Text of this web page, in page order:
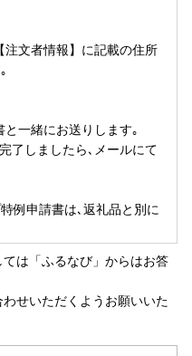
入力
上で申請状況をご確認い
。
、誠に申し訳ございませ
、申請時に申請完了メール
にて受付完了をご確認い
ざいましたら、お手数では
問い合わせください。
注文者情報】に記載の住所
一緒にお送りします｡
了しましたら､メールにて
例申請書は､返礼品と別に
は「ふるなび」からはお答
せいただくようお願いいた